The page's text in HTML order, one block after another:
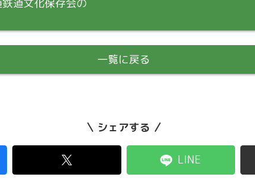
道文化保存会の
一覧に戻る
シェアする
LINE